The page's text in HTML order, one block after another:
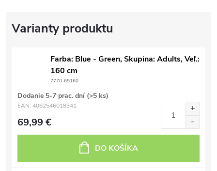
Farba: Blue - Green, Skupina: Adults, Veľ.:
160 cm
7770-65160
Dodanie 5-7 prac. dní (>5 ks)
EAN: 4062546018341
69,99 €
DO KOŠÍKA